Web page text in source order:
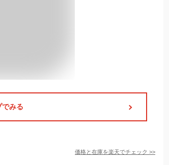
でみる
価格と在庫を楽天でチェック >>